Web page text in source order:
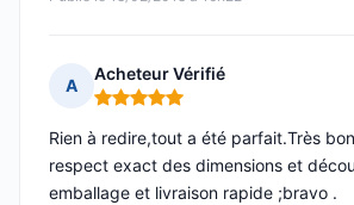
A
Acheteur Vérifié
Note : 5 sur 5
Rien à redire,tout a été parfait.Très
respect exact des dimensions et
emballage et livraison rapide ;bravo .